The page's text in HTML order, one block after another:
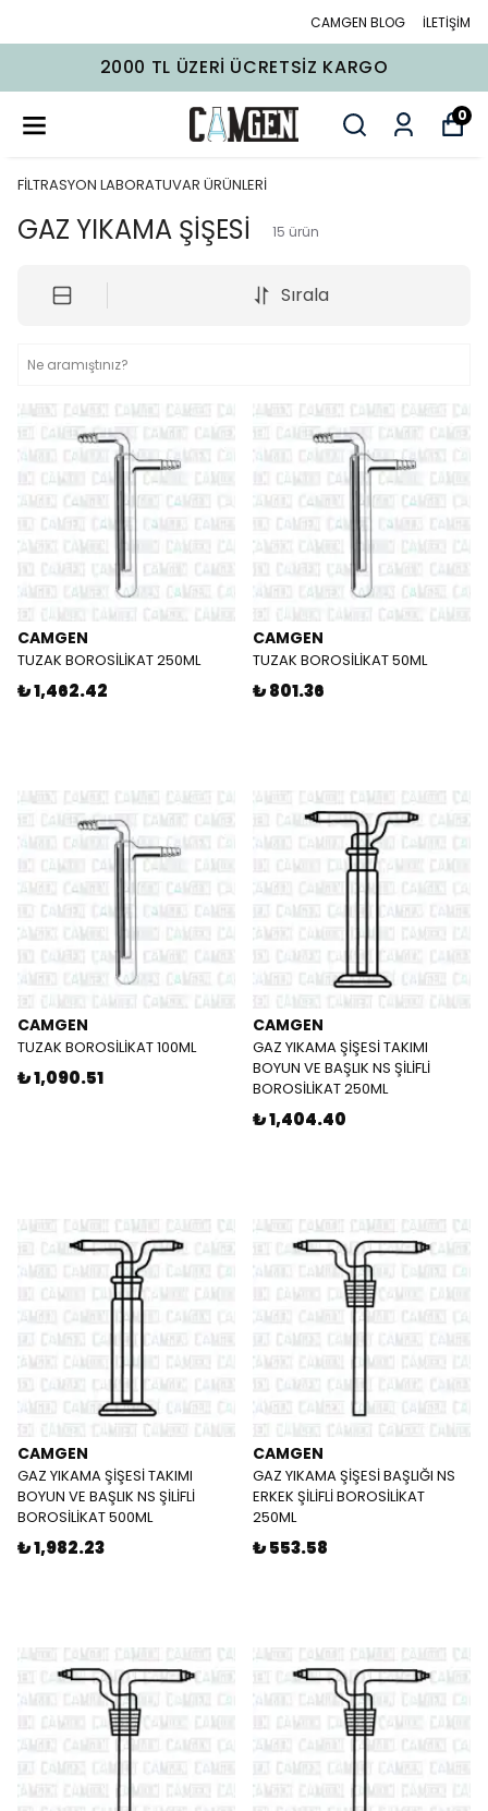
CAMGEN BLOG İLETİŞİM
2000 TL ÜZERI ÜCRETSIZ KARGO
0
FİLTRASYON LABORATUVAR ÜRÜNLERİ
GAZ YIKAMA ŞİŞESİ 15 ürün
Sırala
CAMGEN
TUZAK BOROSİLİKAT 250ML
₺ 1,462.42
CAMGEN
TUZAK BOROSİLİKAT 50ML
₺ 801.36
CAMGEN
TUZAK BOROSİLİKAT 100ML
₺ 1,090.51
CAMGEN
GAZ YIKAMA ŞİŞESİ TAKIMI
BOYUN VE BAŞLIK NS ŞİLİFLİ
BOROSİLİKAT 250ML
₺ 1,404.40
CAMGEN
GAZ YIKAMA ŞİŞESİ TAKIMI
BOYUN VE BAŞLIK NS ŞİLİFLİ
BOROSİLİKAT 500ML
₺ 1,982.23
CAMGEN
GAZ YIKAMA ŞİŞESİ BAŞLIĞI NS
ERKEK ŞİLİFLİ BOROSİLİKAT
250ML
₺ 553.58